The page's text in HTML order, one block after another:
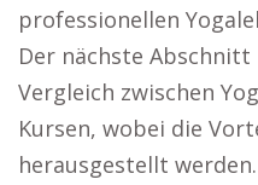
professionellen
Der nächste
Vergleich zwischen
Kursen, wobei die
herausgestellt